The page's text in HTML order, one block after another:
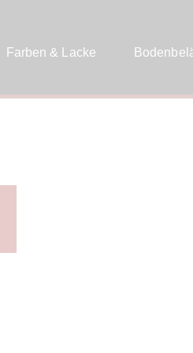
Farben & Lacke